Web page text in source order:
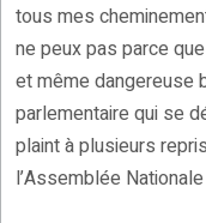
tous mes
ne peux pas parce
et même dangereuse
parlementaire qui se
plaint à plusieurs
l’Assemblée